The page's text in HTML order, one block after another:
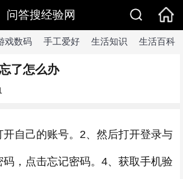
问答搜经验网
戏数码 手工爱好 生活知识 生活百科
了怎么办
开自己的账号。2、然后打开登录与
，点击忘记密码。4、获取手机验